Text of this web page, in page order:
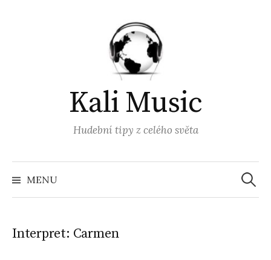
Kali Music
Hudební tipy z celého světa
MENU
Interpret: Carmen